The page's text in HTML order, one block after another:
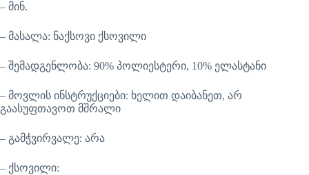
– მინ.
– მასალა: ნაქსოვი ქსოვილი
– შემადგენლობა: 90% პოლიესტერი, 10% ელასტანი
– მოვლის ინსტრუქციები: ხელით დაიბანეთ, არ
გაასუფთავოთ მშრალი
– გამჭვირვალე: არა
– ქსოვილი: